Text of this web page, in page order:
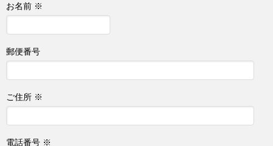
お名前 ※
郵便番号
ご住所 ※
電話番号 ※